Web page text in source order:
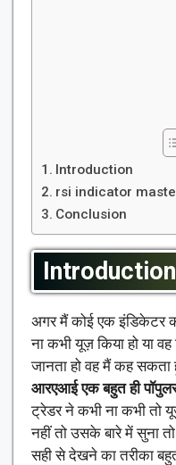
Introduction
rsi indicator
Conclusion
Introduction
अगर मैं कोई एक इंडिकेटर
ना कभी यूज़ किया हो या
जानता हो वह मैं कह सकता
आरएआई एक बहुत ही
ट्रेडर ने कभी ना कभी तो
नहीं तो उसके बारे में सुना
सही से देखने का तरीका